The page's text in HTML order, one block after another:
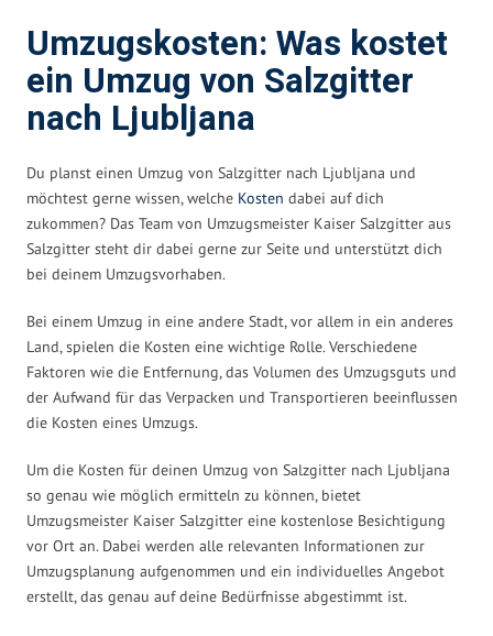
Umzugskosten: Was kostet
ein Umzug von Salzgitter
nach Ljubljana
Du planst einen Umzug von Salzgitter nach Ljubljana und
möchtest gerne wissen, welche Kosten dabei auf dich
zukommen? Das Team von Umzugsmeister Kaiser Salzgitter aus
Salzgitter steht dir dabei gerne zur Seite und unterstützt dich
bei deinem Umzugsvorhaben.
Bei einem Umzug in eine andere Stadt, vor allem in ein anderes
Land, spielen die Kosten eine wichtige Rolle. Verschiedene
Faktoren wie die Entfernung, das Volumen des Umzugsguts und
der Aufwand für das Verpacken und Transportieren beeinflussen
die Kosten eines Umzugs.
Um die Kosten für deinen Umzug von Salzgitter nach Ljubljana
so genau wie möglich ermitteln zu können, bietet
Umzugsmeister Kaiser Salzgitter eine kostenlose Besichtigung
vor Ort an. Dabei werden alle relevanten Informationen zur
Umzugsplanung aufgenommen und ein individuelles Angebot
erstellt, das genau auf deine Bedürfnisse abgestimmt ist.